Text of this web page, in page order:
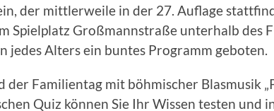
der mittlerweile in der 27. Auflage
Spielplatz Großmannstraße unterhalb des
jedes Alters ein buntes Programm geboten.
der Familientag mit böhmischer Blasmusik
Quiz können Sie Ihr Wissen testen und